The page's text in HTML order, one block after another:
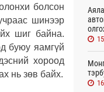
болсон
шинээр
шиг байна.
буюу яамгүй
хороод
нь зөв байх.